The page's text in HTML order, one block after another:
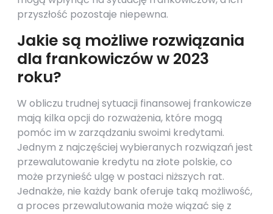
przyszłość pozostaje niepewna.
Jakie są możliwe rozwiązania
dla frankowiczów w 2023
roku?
W obliczu trudnej sytuacji finansowej frankowicze
mają kilka opcji do rozważenia, które mogą
pomóc im w zarządzaniu swoimi kredytami.
Jednym z najczęściej wybieranych rozwiązań jest
przewalutowanie kredytu na złote polskie, co
może przynieść ulgę w postaci niższych rat.
Jednakże, nie każdy bank oferuje taką możliwość,
a proces przewalutowania może wiązać się z